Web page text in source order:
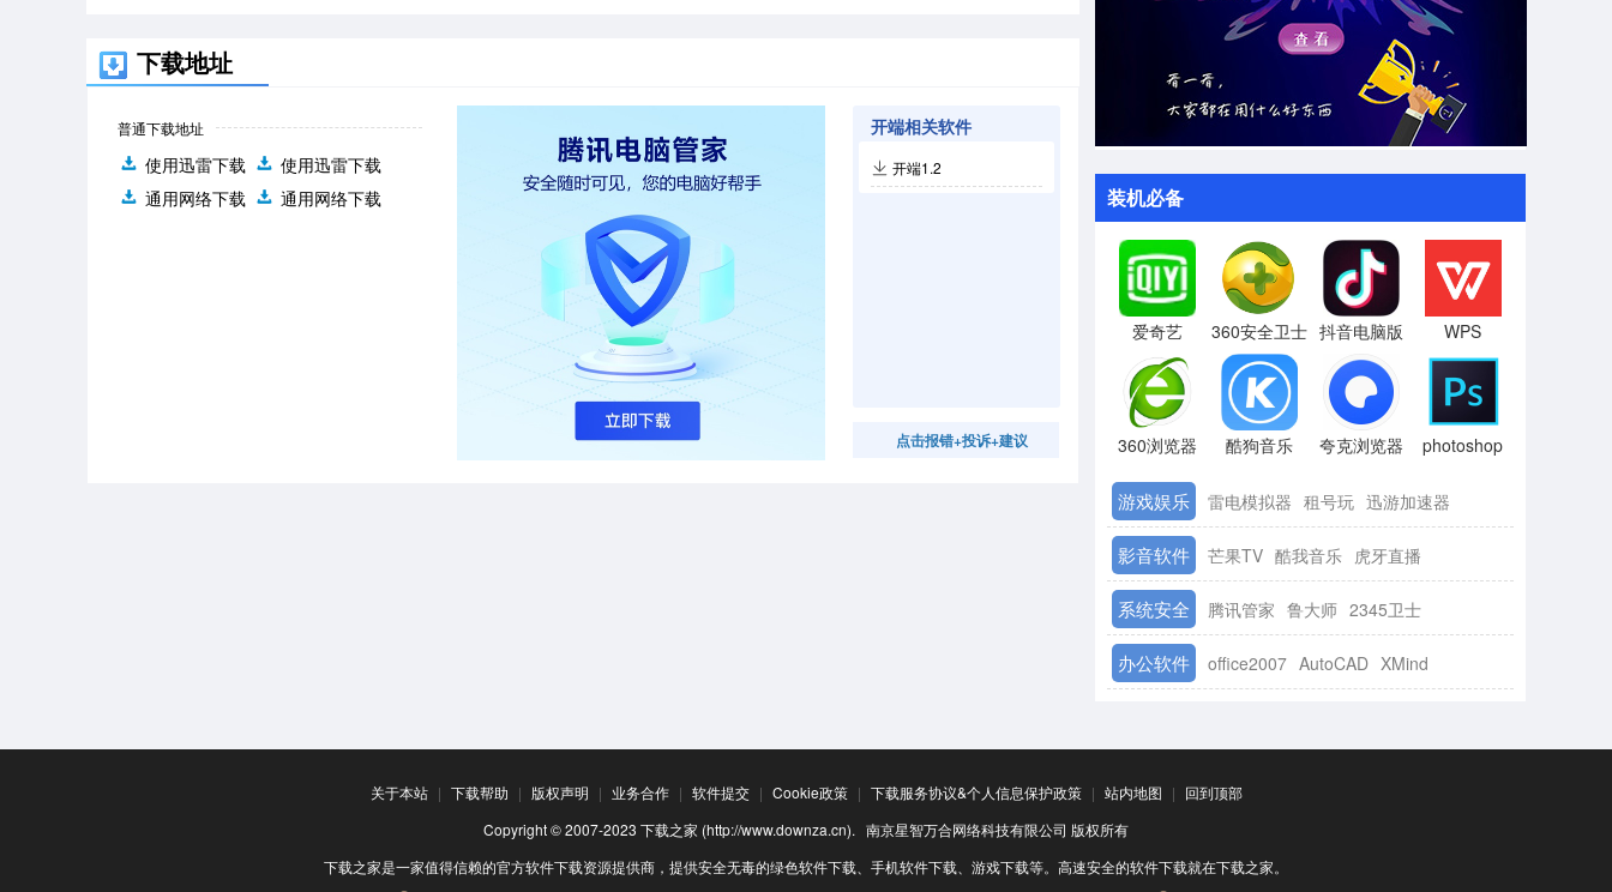
下载地址
普通下载地址
使用迅雷下载
使用迅雷下载
通用网络下载
通用网络下载
开端相关软件
开端1.2
点击报错+投诉+建议
装机必备
爱奇艺 360安全卫士 抖音电脑版 WPS
360浏览器 酷狗音乐 夸克浏览器 photoshop
游戏娱乐 雷电模拟器 租号玩 迅游加速器
影音软件 芒果TV 酷我音乐 虎牙直播
系统安全 腾讯管家 鲁大师 2345卫士
办公软件 office2007 AutoCAD XMind
关于本站 | 下载帮助 | 版权声明 | 业务合作 | 软件提交 | Cookie政策 | 下载服务协议&个人信息保护政策 | 站内地图 | 回到顶部
Copyright © 2007-2023 下载之家 (http://www.downza.cn). 南京星智万合网络科技有限公司 版权所有
下载之家是一家值得信赖的官方软件下载资源提供商，提供安全无毒的绿色软件下载、手机软件下载、游戏下载等。高速安全的软件下载就在下载之家。